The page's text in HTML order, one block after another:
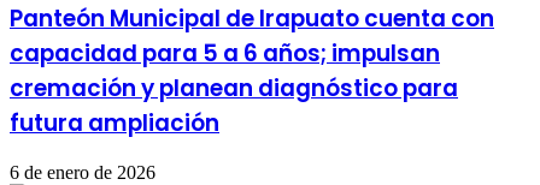
Panteón Municipal de Irapuato cuenta con
capacidad para 5 a 6 años; impulsan
cremación y planean diagnóstico para
futura ampliación
6 de enero de 2026